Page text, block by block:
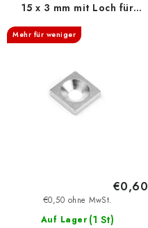
P
r
15 x 3 mm mit Loch für
Schraube
Mehr für weniger
Auf Lager (1 St)
€0,50 ohne MwSt.
€0,60